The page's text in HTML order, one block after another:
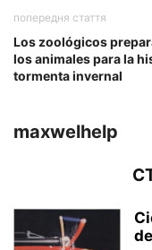
попередня стаття
Los zoológicos
los animales para la
tormenta invernal
maxwelhelp